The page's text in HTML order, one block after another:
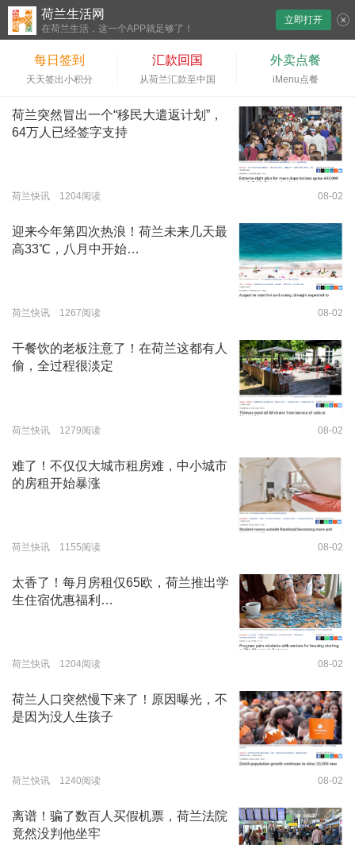
荷兰生活网
在荷兰生活，这一个APP就足够了！
立即打开
每日签到
天天签出小积分
汇款回国
从荷兰汇款至中国
外卖点餐
iMenu点餐
荷兰突然冒出一个“移民大遣返计划”，
64万人已经签字支持
荷兰快讯 1204阅读 08-02
迎来今年第四次热浪！荷兰未来几天最
高33℃，八月中开始…
荷兰快讯 1267阅读 08-02
干餐饮的老板注意了！在荷兰这都有人
偷，全过程很淡定
荷兰快讯 1279阅读 08-02
难了！不仅仅大城市租房难，中小城市
的房租开始暴涨
荷兰快讯 1155阅读 08-02
太香了！每月房租仅65欧，荷兰推出学
生住宿优惠福利…
荷兰快讯 1204阅读 08-02
荷兰人口突然慢下来了！原因曝光，不
是因为没人生孩子
荷兰快讯 1240阅读 08-02
离谱！骗了数百人买假机票，荷兰法院
竟然没判他坐牢